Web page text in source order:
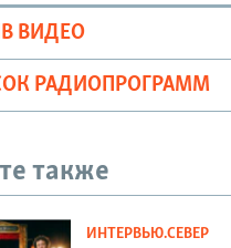
ВИДЕО
РАДИОПРОГРАММ
также
ИНТЕРВЬЮ.СЕВЕР